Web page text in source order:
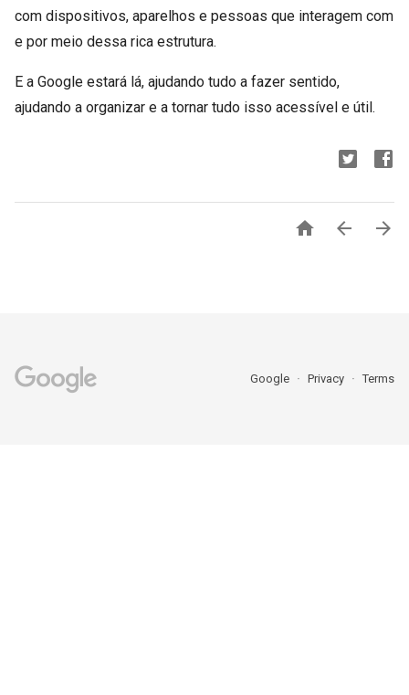
com dispositivos, aparelhos e pessoas que interagem com
e por meio dessa rica estrutura.
E a Google estará lá, ajudando tudo a fazer sentido,
ajudando a organizar e a tornar tudo isso acessível e útil.
  
Google Privacy Terms